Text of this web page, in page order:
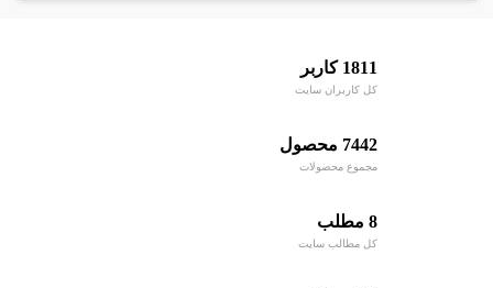
1811 کاربر
کل کاربران سایت
7442 محصول
مجموع محصولات
8 مطلب
کل مطالب سایت